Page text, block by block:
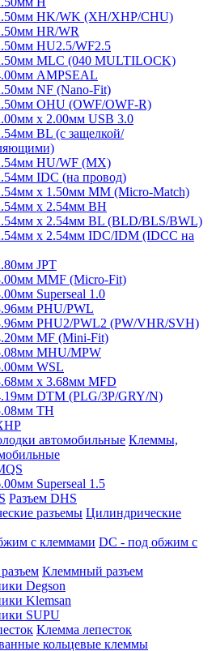
HK/WK (XH/XHP/CHU)
HR/WR
HU2.5/WF2.5
MLC (040 MULTILOCK)
AMPSEAL
NF (Nano-Fit)
OHU (OWF/OWF-R)
x 2.00мм USB 3.0
BL (с защелкой/
HU/WF (MX)
IDC (на провод)
х 1.50мм MM (Micro-Match)
х 2.54мм BH
х 2.54мм BL (BLD/BLS/BWL)
х 2.54мм IDC/IDM (IDCC на
JPT
MMF (Micro-Fit)
Superseal 1.0
PHU/PWL
PHU2/PWL2 (PW/VHR/SVH)
MF (Mini-Fit)
MHU/MPW
WSL
х 3.68мм MFD
DTM (PLG/3P/GRY/N)
TH
Клеммы,
Superseal 1.5
Разъем DHS
Цилиндрические
DC - под обжим с
Клеммный разъем
Degson
Klemsan
SUPU
Клемма лепесток